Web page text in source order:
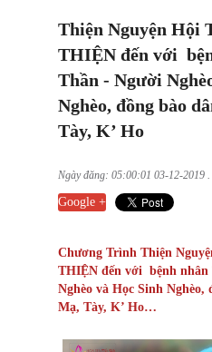
Thiện Nguyện Hội
THIỆN đến với
Thần - Người
Nghèo, đồng bào
Tày, K’ Ho
Ngày đăng: 05:00:01 03-12-2019
Google +
Chương Trình Thiện
THIỆN đến với bệnh nhân
Nghèo và Học Sinh Nghèo,
Mạ, Tày, K’ Ho…